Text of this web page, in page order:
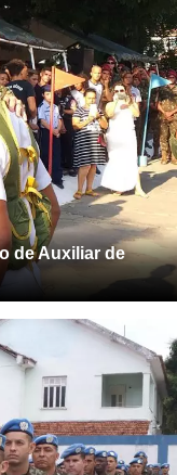
de Auxiliar de